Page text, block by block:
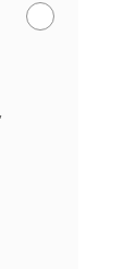
알